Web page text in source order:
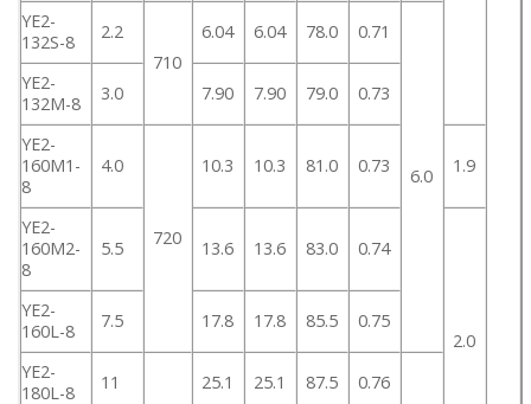
YE2-
132S-8
2.2
710
6.04 6.04 78.0 0.71
6.0
YE2-
132M-8
3.0 7.90 7.90 79.0 0.73
YE2-
160M1-
8
4.0
720
10.3 10.3 81.0 0.73 1.9
YE2-
160M2-
8
5.5 13.6 13.6 83.0 0.74
2.0
YE2-
160L-8
7.5 17.8 17.8 85.5 0.75
YE2-
180L-8
11 25.1 25.1 87.5 0.76